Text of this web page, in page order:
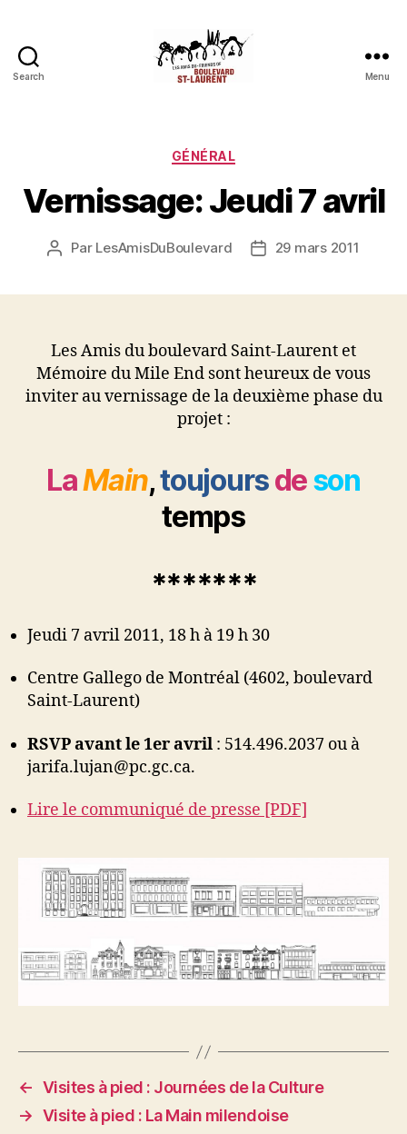
Search
boulevard
Laurent
Menu
Catégories
GÉNÉRAL
Vernissage: Jeudi 7 avril
Auteur
Par LesAmisDuBoulevard
Date29 mars 2011
Les Amis du boulevard Saint-Laurent et
Mémoire du Mile End sont heureux de vous
inviter au vernissage de la deuxième phase du
projet :
LaMain,toujoursdeson
temps
*******
Jeudi 7 avril 2011, 18 h à 19 h 30
Centre Gallego de Montréal (4602, boulevard
Saint-Laurent)
RSVP avant le 1er avril : 514.496.2037 ou à
jarifa.lujan@pc.gc.ca.
Lire le communiqué de presse [PDF]
← Visites à pied : Journées de la Culture
→ Visite à pied : La Main milendoise